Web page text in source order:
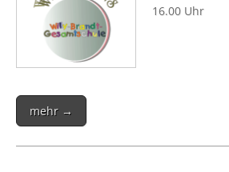
16.00 Uhr
mehr →